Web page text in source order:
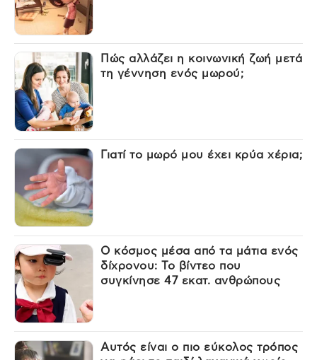
Πώς αλλάζει η κοινωνική ζωή μετά
τη γέννηση ενός μωρού;
Γιατί το μωρό μου έχει κρύα χέρια;
Ο κόσμος μέσα από τα μάτια ενός
δίχρονου: Το βίντεο που
συγκίνησε 47 εκατ. ανθρώπους
Αυτός είναι ο πιο εύκολος τρόπος